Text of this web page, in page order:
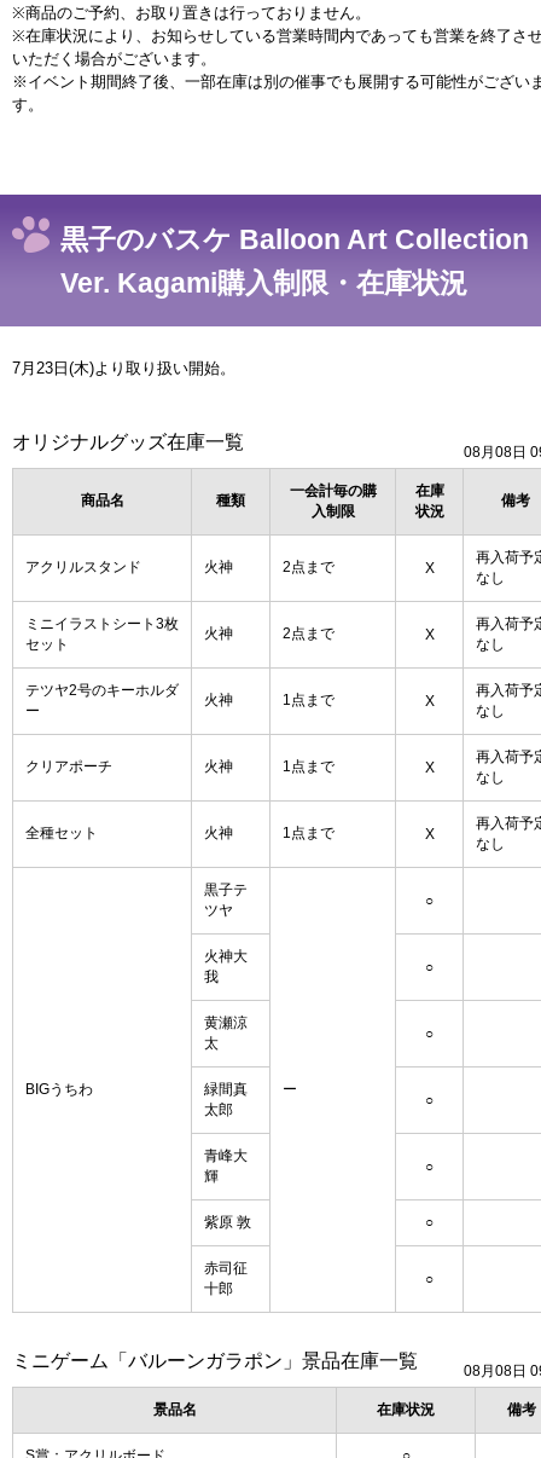
※商品のご予約、お取り置きは行っておりません。
※在庫状況により、お知らせしている営業時間内であっても営業を終了さ
いただく場合がございます。
※イベント期間終了後、一部在庫は別の催事でも展開する可能性がござい
す。
黒子のバスケ Balloon Art Collection
Ver. Kagami購入制限・在庫状況
7月23日(木)より取り扱い開始。
オリジナルグッズ在庫一覧 08月08日
商品名 種類
一会計毎の購
入制限
在庫
状況
備考
アクリルスタンド 火神 2点まで X
再入荷予
なし
ミニイラストシート3枚
セット
火神 2点まで X
再入荷予
なし
テツヤ2号のキーホルダ
ー
火神 1点まで X
再入荷予
なし
クリアポーチ 火神 1点まで X
再入荷予
なし
全種セット 火神 1点まで X
再入荷予
なし
BIGうちわ
黒子テ
ツヤ
ー
○
火神大
我
○
黄瀬涼
太
○
緑間真
太郎
○
青峰大
輝
○
紫原 敦 ○
赤司征
十郎
○
ミニゲーム「バルーンガラポン」景品在庫一覧 08月08日
景品名 在庫状況 備考